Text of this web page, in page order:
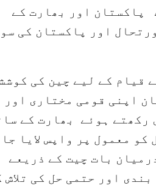
پاکستان اور بھارت کے
اور پاکستان کی
قیام کے لیے چین کی
اپنی قومی مختاری اور
رکھتے ہوئے بھارت کے
معمول پر واپس لایا
بات چیت کے ذریعے
اور حتمی حل کی تلاش